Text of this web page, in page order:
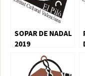
SOPAR DE NADAL
2019